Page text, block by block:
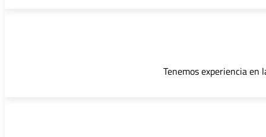
Tenemos experiencia en